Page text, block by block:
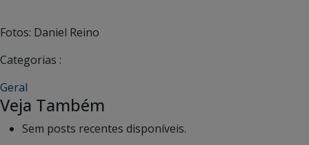
Fotos: Daniel Reino
Categorias :
Geral
Veja Também
Sem posts recentes disponíveis.